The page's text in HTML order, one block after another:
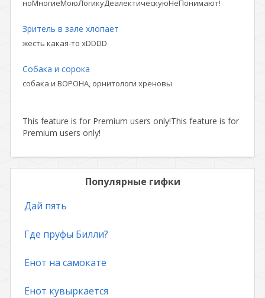
ноМногиеМоюЛогикуДеалектическуюНеПонимают!
Зритель в зале хлопает
жесть какая-то xDDDD
Собака и сорока
собака и ВОРОНА, орнитологи хреновы
This feature is for Premium users only!This feature is for
Premium users only!
Популярные гифки
Дай пять
Где пруфы Билли?
Енот на самокате
Енот кувыркается